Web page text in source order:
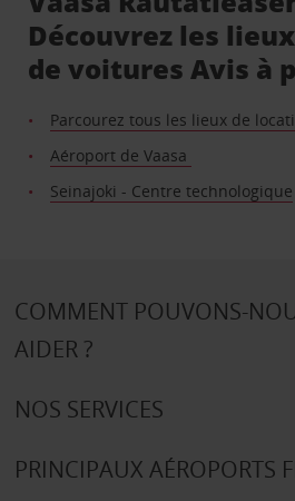
Découvrez les
de voitures Avis à
Parcourez tous les lieux de
Aéroport de Vaasa
Seinajoki - Centre technologique
COMMENT POUVONS-
AIDER ?
NOS SERVICES
PRINCIPAUX AÉROPORTS